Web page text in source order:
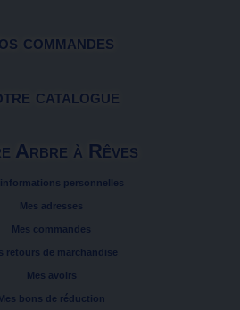
commandes
catalogue
Arbre à Rêves
informations personnelles
Mes adresses
Mes commandes
retours de marchandise
Mes avoirs
bons de réduction